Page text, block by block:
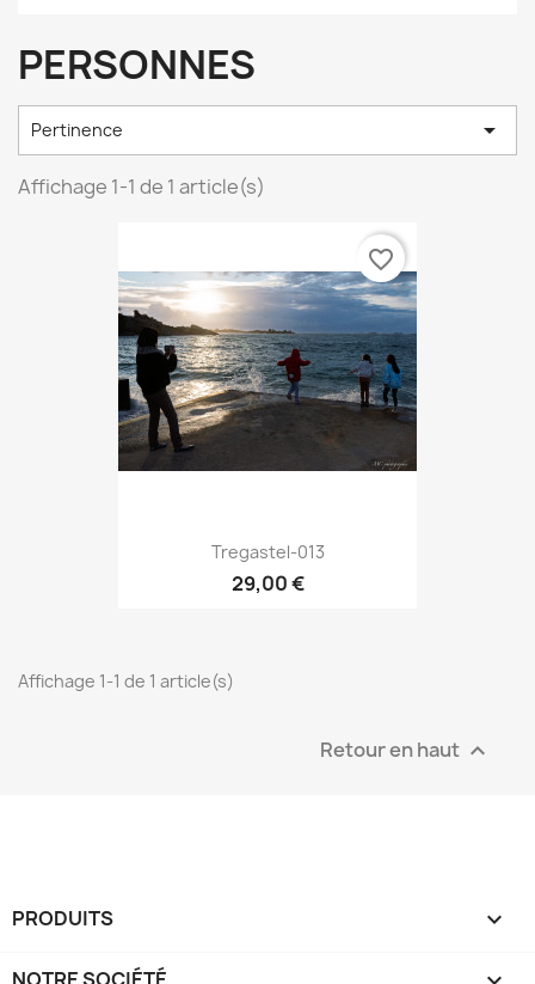
PERSONNES
Pertinence 
Affichage 1-1 de 1 article(s)
Tregastel-013
29,00 €
favorite_border
Affichage 1-1 de 1 article(s)
Retour en haut 
PRODUITS 